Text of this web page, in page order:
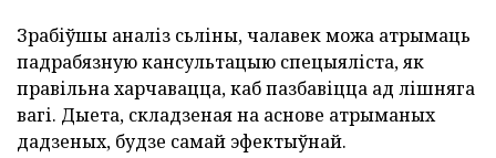
Зрабіўшы аналіз сьліны, чалавек можа атрымаць
падрабязную кансультацыю спецыяліста, як
правільна харчавацца, каб пазбавіцца ад лішняга
вагі. Дыета, складзеная на аснове атрыманых
дадзеных, будзе самай эфектыўнай.